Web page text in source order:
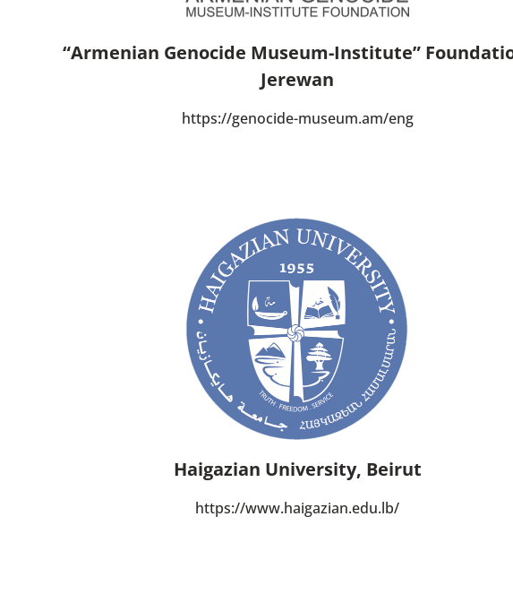
“Armenian Genocide Museum-Institute”
Jerewan
https://genocide-museum.am/eng
Haigazian University, Beirut
https://www.haigazian.edu.lb/